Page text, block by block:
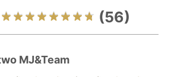
(56)
MJ&Team